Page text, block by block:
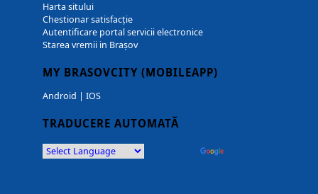
Harta sitului
Chestionar satisfacție
Autentificare portal servicii electronice
Starea vremii in Brașov
MY BRASOVCITY (MOBILEAPP)
Android | IOS
TRADUCERE AUTOMATĂ